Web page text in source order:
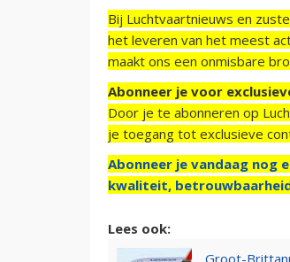
Bij Luchtvaartnieuws en
het leveren van het meest
maakt ons een onmisbare
Abonneer je voor
Door je te abonneren op
je toegang tot exclusieve
Abonneer je vandaag nog
kwaliteit,
Lees ook:
Groot-